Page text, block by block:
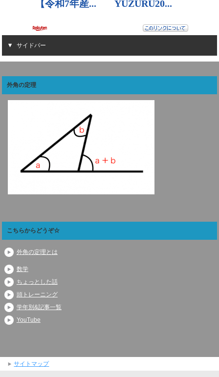
サイドバー
外角の定理
こちらからどうぞ☆
外角の定理とは
数学
ちょっとした話
頭トレーニング
学年別&記事一覧
YouTube
サイトマップ